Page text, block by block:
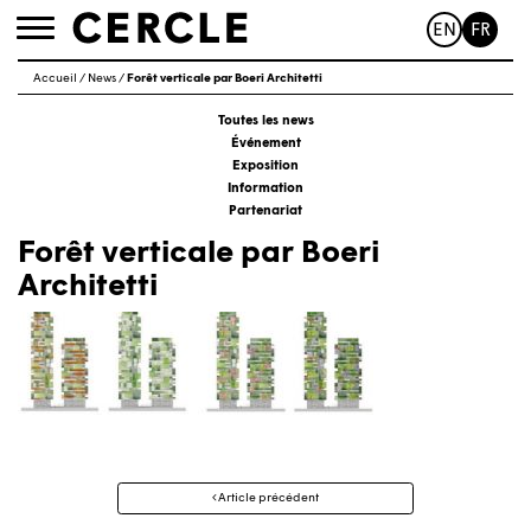
Toggle
EN FR
Accueil / News/ Forêt verticale par Boeri Architetti
Toutes les news
Événement
Exposition
Information
Partenariat
Forêt verticale par Boeri
Architetti
Navigation
Article précédent